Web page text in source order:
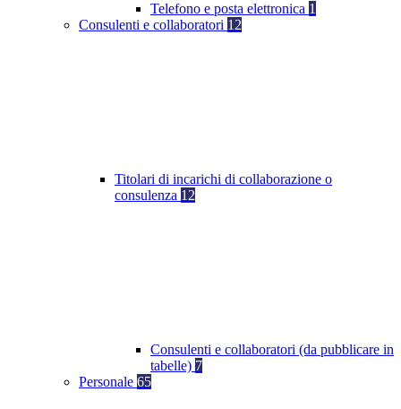
Telefono e posta elettronica 1
Consulenti e collaboratori 12
Titolari di incarichi di collaborazione o
consulenza 12
Consulenti e collaboratori (da pubblicare in
tabelle) 7
Personale 65